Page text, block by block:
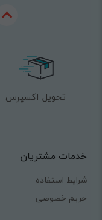
تحویل اکسپرس
خدمات مشتریان
شرایط استفاده
حریم خصوصی